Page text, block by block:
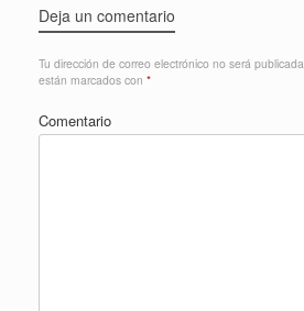
Deja un comentario
Tu dirección de correo electrónico no será publicada.
están marcados con *
Comentario